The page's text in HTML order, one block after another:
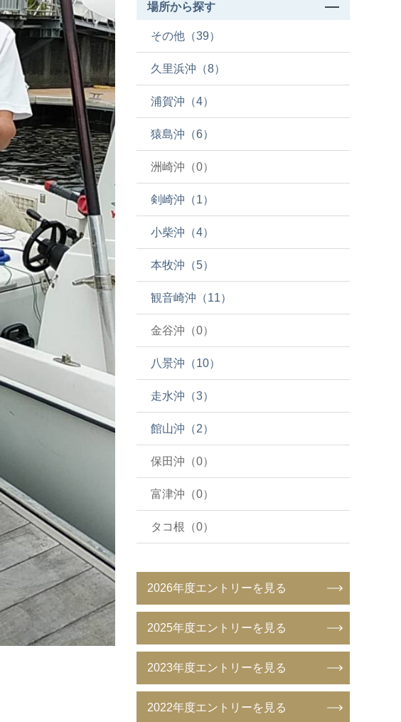
場所から探す
その他（39）
久里浜沖（8）
浦賀沖（4）
猿島沖（6）
洲崎沖（0）
剣崎沖（1）
小柴沖（4）
本牧沖（5）
観音崎沖（11）
金谷沖（0）
八景沖（10）
走水沖（3）
館山沖（2）
保田沖（0）
富津沖（0）
タコ根（0）
2026年度エントリーを見る
2025年度エントリーを見る
2023年度エントリーを見る
2022年度エントリーを見る